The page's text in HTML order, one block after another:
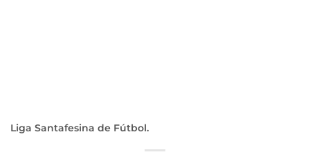
Liga Santafesina de Fútbol.